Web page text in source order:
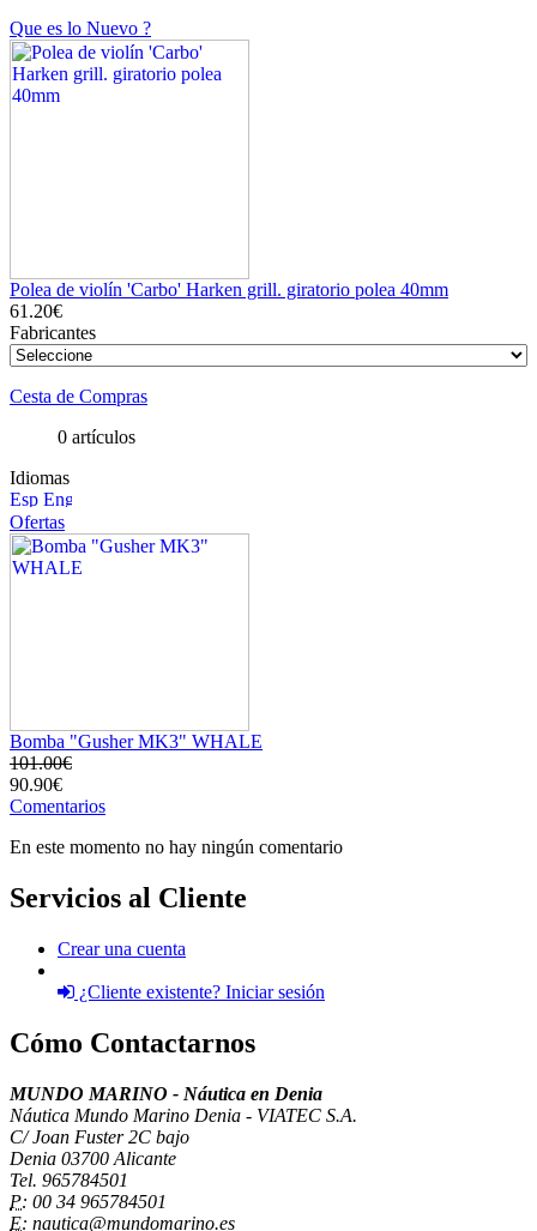
Que es lo Nuevo ?
Polea de violín 'Carbo' Harken grill. giratorio polea 40mm
61.20€
Fabricantes
Cesta de Compras
0 artículos
Idiomas
Ofertas
Bomba "Gusher MK3" WHALE
101.00€
90.90€
Comentarios
En este momento no hay ningún comentario
Servicios al Cliente
Crear una cuenta
¿Cliente existente? Iniciar sesión
Cómo Contactarnos
MUNDO MARINO - Náutica en Denia
Náutica Mundo Marino Denia - VIATEC S.A.
C/ Joan Fuster 2C bajo
Denia 03700 Alicante
Tel. 965784501
P: 00 34 965784501
E: nautica@mundomarino.es